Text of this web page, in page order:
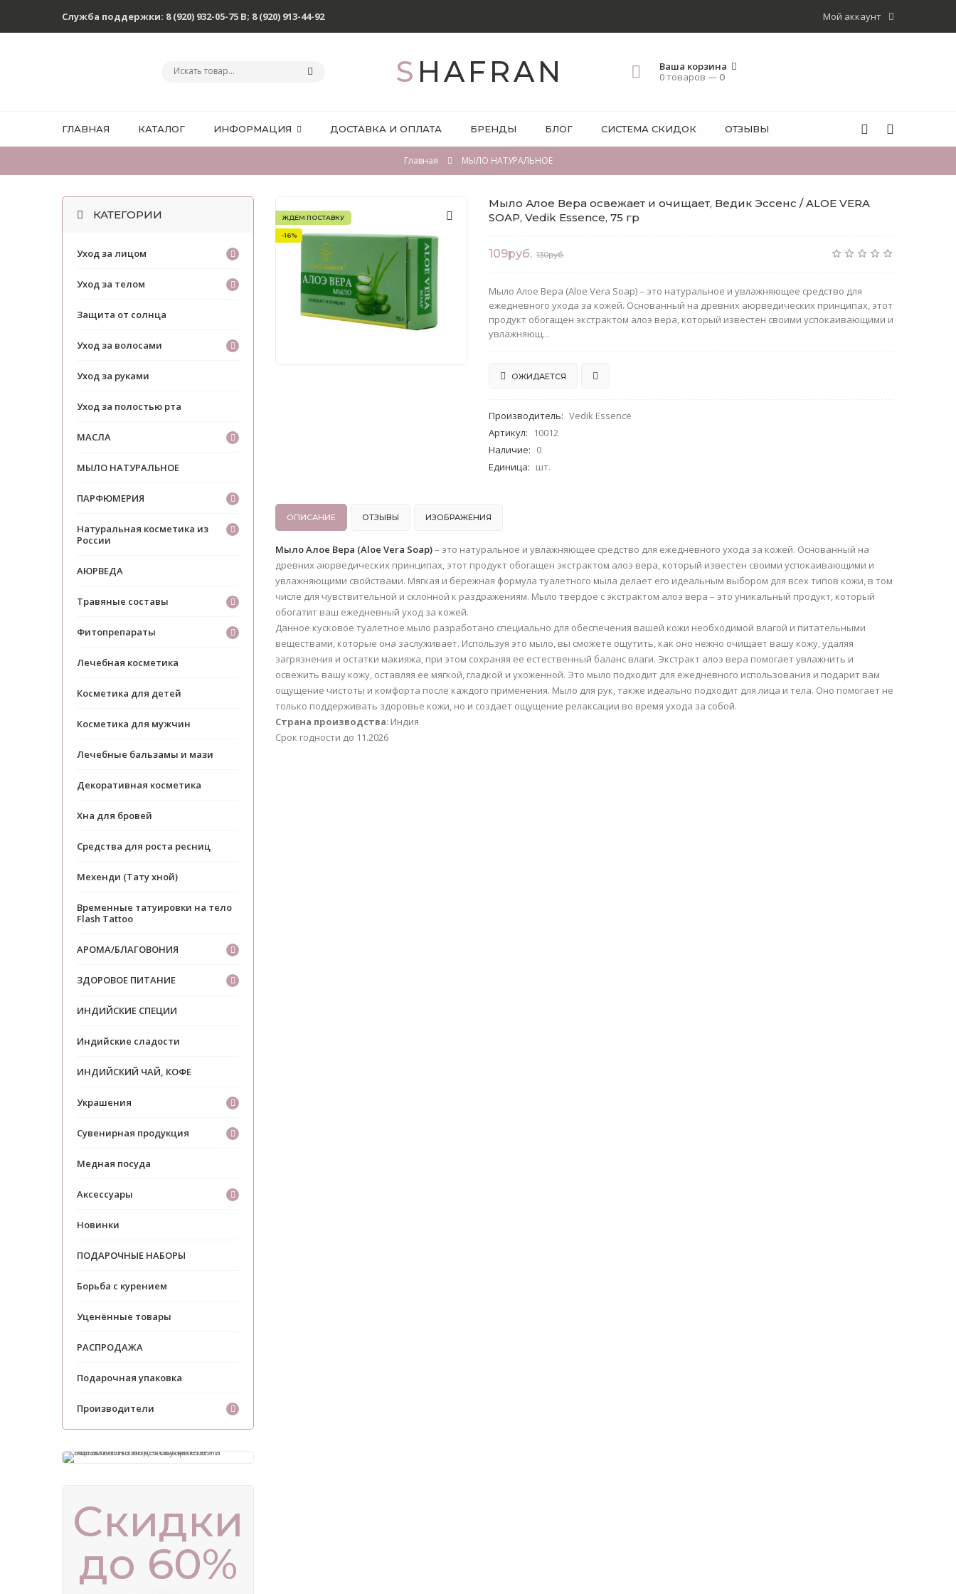
Мой аккаунт
Служба поддержки: 8 (920) 932-05-75 В; 8 (920) 913-44-92
SHAFRAN
Ваша корзина
0 товаров —0
ГЛАВНАЯ КАТАЛОГ ИНФОРМАЦИЯ ДОСТАВКА И ОПЛАТА БРЕНДЫ БЛОГ СИСТЕМА СКИДОК ОТЗЫВЫ
Главная МЫЛО НАТУРАЛЬНОЕ
ЖДЕМ ПОСТАВКУ
-16%
Мыло Алое Вера освежает и очищает, Ведик Эссенс / ALOE VERA
SOAP, Vedik Essence, 75 гр
109руб. 130руб.
Мыло Алое Вера (Aloe Vera Soap) – это натуральное и увлажняющее средство для
ежедневного ухода за кожей. Основанный на древних аюрведических принципах, этот
продукт обогащен экстрактом алоэ вера, который известен своими успокаивающими и
увлажняющ...
ОЖИДАЕТСЯ
Производитель: Vedik Essence
Артикул:
10012
Наличие: 0
Единица: шт.
ОПИСАНИЕ ОТЗЫВЫ ИЗОБРАЖЕНИЯ
Мыло Алое Вера (Aloe Vera Soap)– это натуральное и увлажняющее средство для ежедневного ухода за кожей. Основанный на
древних аюрведических принципах, этот продукт обогащен экстрактом алоэ вера, который известен своими успокаивающими и
увлажняющими свойствами. Мягкая и бережная формула туалетного мыла делает его идеальным выбором для всех типов кожи, в том
числе для чувствительной и склонной к раздражениям. Мыло твердое с экстрактом алоэ вера – это уникальный продукт, который
обогатит ваш ежедневный уход за кожей.
Данное кусковое туалетное мыло разработано специально для обеспечения вашей кожи необходимой влагой и питательными
веществами, которые она заслуживает. Используя это мыло, вы сможете ощутить, как оно нежно очищает вашу кожу, удаляя
загрязнения и остатки макияжа, при этом сохраняя ее естественный баланс влаги. Экстракт алоэ вера помогает увлажнить и
освежить вашу кожу, оставляя ее мягкой, гладкой и ухоженной. Это мыло подходит для ежедневного использования и подарит вам
ощущение чистоты и комфорта после каждого применения. Мыло для рук, также идеально подходит для лица и тела. Оно помогает не
только поддерживать здоровье кожи, но и создает ощущение релаксации во время ухода за собой.
Страна производства: Индия
Срок годности до 11.2026
КАТЕГОРИИ
Уход за лицом
Уход за телом
Защита от солнца
Уход за волосами
Уход за руками
Уход за полостью рта
МАСЛА
МЫЛО НАТУРАЛЬНОЕ
ПАРФЮМЕРИЯ
Натуральная косметика из
России
АЮРВЕДА
Травяные составы
Фитопрепараты
Лечебная косметика
Косметика для детей
Косметика для мужчин
Лечебные бальзамы и мази
Декоративная косметика
Хна для бровей
Средства для роста ресниц
Мехенди (Тату хной)
Временные татуировки на тело
Flash Tattoo
АРОМА/БЛАГОВОНИЯ
ЗДОРОВОЕ ПИТАНИЕ
ИНДИЙСКИЕ СПЕЦИИ
Индийские сладости
ИНДИЙСКИЙ ЧАЙ, КОФЕ
Украшения
Сувенирная продукция
Медная посуда
Аксессуары
Новинки
ПОДАРОЧНЫЕ НАБОРЫ
Борьба с курением
Уценённые товары
РАСПРОДАЖА
Подарочная упаковка
Производители
Скидки
до 60%